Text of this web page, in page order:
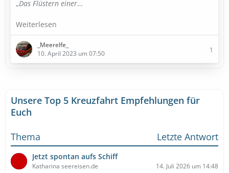
„Das Flüstern einer…
Weiterlesen
_Meerelfe_
10. April 2023 um 07:50
1
Unsere Top 5 Kreuzfahrt Empfehlungen für
Euch
Thema
Letzte Antwort
Jetzt spontan aufs Schiff
Katharina seereisen.de 14. Juli 2026 um 14:48